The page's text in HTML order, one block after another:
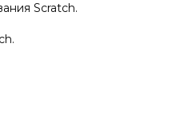
Scratch.